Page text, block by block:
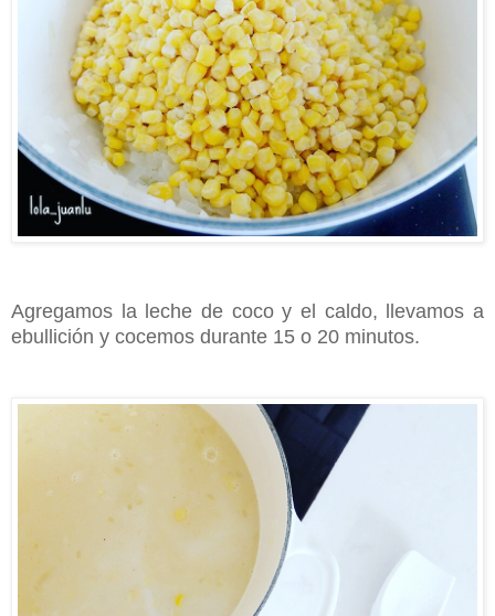
Agregamos la leche de coco y el caldo, llevamos a
ebullición y cocemos durante 15 o 20 minutos.